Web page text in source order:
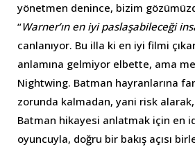
yönetmen denince, bizim
“Warner’ın en iyi paslaşabileceği
canlanıyor. Bu illa ki en iyi filmi
anlamına gelmiyor elbette, ama
Nightwing. Batman hayranlarına
zorunda kalmadan, yani risk
Batman hikayesi anlatmak için en
oyuncuyla, doğru bir bakış açısı